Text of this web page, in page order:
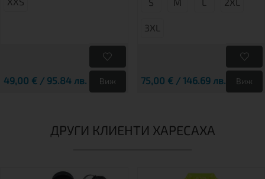
49,00 € / 95.84 лв. Виж
3XL
75,00 € / 146.69 лв. Виж
ДРУГИ КЛИЕНТИ ХАРЕСАХА